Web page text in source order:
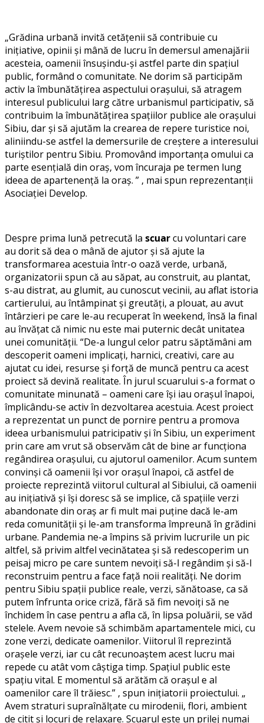
„Grădina urbană invită cetățenii să contribuie cu
inițiative, opinii și mână de lucru în demersul amenajării
acesteia, oamenii însușindu-și astfel parte din spațiul
public, formând o comunitate. Ne dorim să participăm
activ la îmbunătățirea aspectului orașului, să atragem
interesul publicului larg către urbanismul participativ, să
contribuim la îmbunătățirea spațiilor publice ale orașului
Sibiu, dar și să ajutăm la crearea de repere turistice noi,
aliniindu-se astfel la demersurile de creștere a interesului
turiștilor pentru Sibiu. Promovând importanța omului ca
parte esențială din oraș, vom încuraja pe termen lung
ideea de apartenență la oraș. ” , mai spun reprezentanții
Asociației Develop.
Despre prima lună petrecută la scuarcu voluntari care
au dorit să dea o mână de ajutor și să ajute la
transformarea acestuia într-o oază verde, urbană,
organizatorii spun că au săpat, au construit, au plantat,
s-au distrat, au glumit, au cunoscut vecinii, au aflat istoria
cartierului, au întâmpinat și greutăți, a plouat, au avut
întârzieri pe care le-au recuperat în weekend, însă la final
au învățat că nimic nu este mai puternic decât unitatea
unei comunității. “De-a lungul celor patru săptămâni am
descoperit oameni implicați, harnici, creativi, care au
ajutat cu idei, resurse și forță de muncă pentru ca acest
proiect să devină realitate. În jurul scuarului s-a format o
comunitate minunată – oameni care își iau orașul înapoi,
împlicându-se activ în dezvoltarea acestuia. Acest proiect
a reprezentat un punct de pornire pentru a promova
ideea urbanismului patricipativ și în Sibiu, un experiment
prin care am vrut să observăm cât de bine ar funcționa
regândirea orașului, cu ajutorul oamenilor. Acum suntem
convinși că oamenii își vor orașul înapoi, că astfel de
proiecte reprezintă viitorul cultural al Sibiului, că oamenii
au inițiativă și își doresc să se implice, că spațiile verzi
abandonate din oraș ar fi mult mai puține dacă le-am
reda comunității și le-am transforma împreună în grădini
urbane. Pandemia ne-a împins să privim lucrurile un pic
altfel, să privim altfel vecinătatea și să redescoperim un
peisaj micro pe care suntem nevoiți să-l regândim și să-l
reconstruim pentru a face față noii realități. Ne dorim
pentru Sibiu spații publice reale, verzi, sănătoase, ca să
putem înfrunta orice criză, fără să fim nevoiți să ne
închidem în case pentru a afla că, în lipsa poluării, se văd
stelele. Avem nevoie să schimbăm apartamentele mici, cu
zone verzi, dedicate oamenilor. Viitorul îl reprezintă
orașele verzi, iar cu cât recunoaștem acest lucru mai
repede cu atât vom câștiga timp. Spațiul public este
spațiu vital. E momentul să arătăm că orașul e al
oamenilor care îl trăiesc.” , spun inițiatorii proiectului. „
Avem straturi supraînălțate cu mirodenii, flori, ambient
de citit și locuri de relaxare. Scuarul este un prilej numai